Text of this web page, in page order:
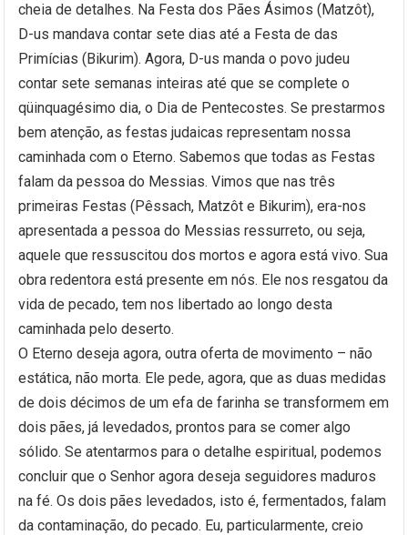
cheia de detalhes. Na Festa dos Pães Ásimos (Matzôt),
D-us mandava contar sete dias até a Festa de das
Primícias (Bikurim). Agora, D-us manda o povo judeu
contar sete semanas inteiras até que se complete o
qüinquagésimo dia, o Dia de Pentecostes. Se prestarmos
bem atenção, as festas judaicas representam nossa
caminhada com o Eterno. Sabemos que todas as Festas
falam da pessoa do Messias. Vimos que nas três
primeiras Festas (Pêssach, Matzôt e Bikurim), era-nos
apresentada a pessoa do Messias ressurreto, ou seja,
aquele que ressuscitou dos mortos e agora está vivo. Sua
obra redentora está presente em nós. Ele nos resgatou da
vida de pecado, tem nos libertado ao longo desta
caminhada pelo deserto.
O Eterno deseja agora, outra oferta de movimento – não
estática, não morta. Ele pede, agora, que as duas medidas
de dois décimos de um efa de farinha se transformem em
dois pães, já levedados, prontos para se comer algo
sólido. Se atentarmos para o detalhe espiritual, podemos
concluir que o Senhor agora deseja seguidores maduros
na fé. Os dois pães levedados, isto é, fermentados, falam
da contaminação, do pecado. Eu, particularmente, creio